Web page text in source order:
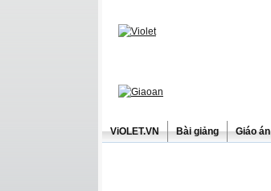
ViOLET.VN Bài giảng Giáo án